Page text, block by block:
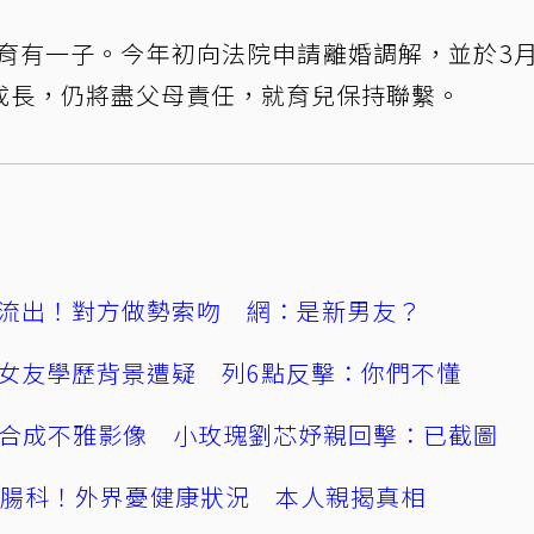
有一子。今年初向法院申請離婚調解，並於3
，仍將盡父母責任，就育兒保持聯繫。
出！對方做勢索吻 網：是新男友？
友學歷背景遭疑 列6點反擊：你們不懂
成不雅影像 小玫瑰劉芯妤親回擊：已截圖
科！外界憂健康狀況 本人親揭真相